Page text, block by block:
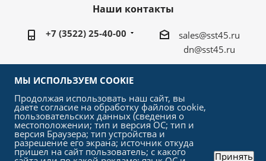
Наши контакты
+7 (3522) 25-40-00
sales@sst45.ru
dn@sst45.ru
640027, Россия, г.Курган, ул.Омская 76а
2026 © «СтройСельхозТорг»
МЫ ИСПОЛЬЗУЕМ COOKIE
Продолжая использовать наш сайт, вы
даете согласие на обработку файлов cookie,
пользовательских данных (сведения о
местоположении; тип и версия ОС; тип и
версия Браузера; тип устройства и
разрешение его экрана; источник откуда
пришел на сайт пользователь; с какого Принять